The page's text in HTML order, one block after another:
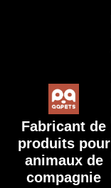
Fabricant de
produits pour
animaux de
compagnie